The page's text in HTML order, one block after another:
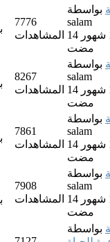
7776
المشاهدات
بواسطة
salam
14 سنوات 10 شهور
مضت
8267
المشاهدات
بواسطة
salam
14 سنوات 10 شهور
مضت
7861
المشاهدات
بواسطة
salam
14 سنوات 10 شهور
مضت
7908
المشاهدات
بواسطة
salam
14 سنوات 10 شهور
مضت
بواسطة